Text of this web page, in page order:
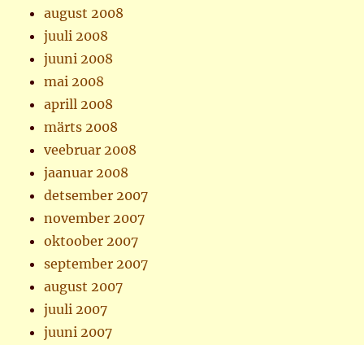
august 2008
juuli 2008
juuni 2008
mai 2008
aprill 2008
märts 2008
veebruar 2008
jaanuar 2008
detsember 2007
november 2007
oktoober 2007
september 2007
august 2007
juuli 2007
juuni 2007